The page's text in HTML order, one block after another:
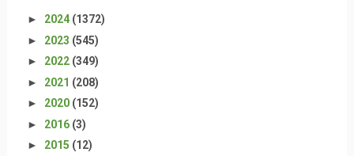
► 2024 (1372)
► 2023 (545)
► 2022 (349)
► 2021 (208)
► 2020 (152)
► 2016 (3)
► 2015 (12)